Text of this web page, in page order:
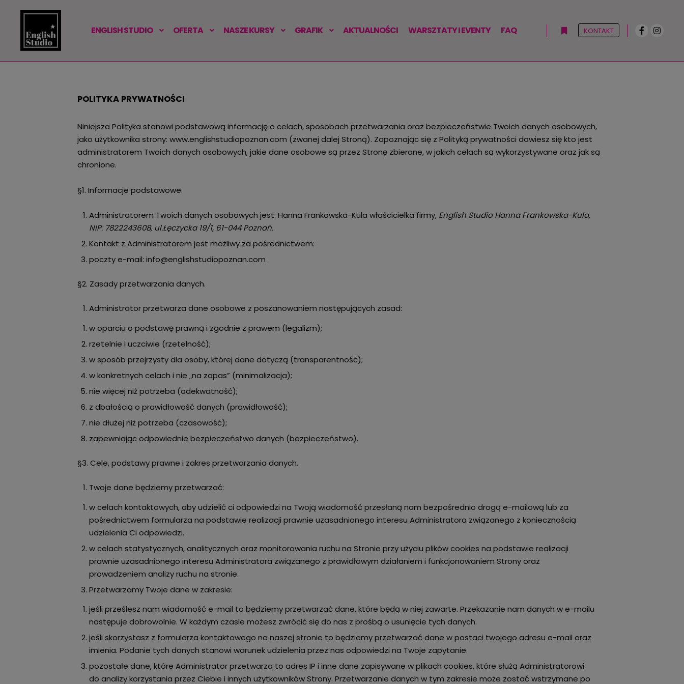
ENGLISH STUDIO OFERTA NASZE KURSY GRAFIK AKTUALNOŚCI WARSZTATY I EVENTY FAQ KONTAKT
POLITYKA PRYWATNOŚCI
Niniejsza Polityka stanowi podstawową informację o celach, sposobach przetwarzania oraz bezpieczeństwie Twoich danych osobowych,
jako użytkownika strony: www.englishstudiopoznan.com (zwanej dalej Stroną). Zapoznając się z Polityką prywatności dowiesz się kto jest
administratorem Twoich danych osobowych, jakie dane osobowe są przez Stronę zbierane, w jakich celach są wykorzystywane oraz jak są
chronione.
§1. Informacje podstawowe.
Administratorem Twoich danych osobowych jest: Hanna Frankowska-Kula właścicielka firmy, English Studio Hanna Frankowska-Kula,
NIP: 7822243608, ul.Łęczycka 19/1, 61-044 Poznań.
Kontakt z Administratorem jest możliwy za pośrednictwem:
poczty e-mail: info@englishstudiopoznan.com
§2. Zasady przetwarzania danych.
Administrator przetwarza dane osobowe z poszanowaniem następujących zasad:
w oparciu o podstawę prawną i zgodnie z prawem (legalizm);
rzetelnie i uczciwie (rzetelność);
w sposób przejrzysty dla osoby, której dane dotyczą (transparentność);
w konkretnych celach i nie „na zapas” (minimalizacja);
nie więcej niż potrzeba (adekwatność);
z dbałością o prawidłowość danych (prawidłowość);
nie dłużej niż potrzeba (czasowość);
zapewniając odpowiednie bezpieczeństwo danych (bezpieczeństwo).
§3. Cele, podstawy prawne i zakres przetwarzania danych.
Twoje dane będziemy przetwarzać:
w celach kontaktowych, aby udzielić ci odpowiedzi na Twoją wiadomość przesłaną nam bezpośrednio drogą e-mailową lub za
pośrednictwem formularza na podstawie realizacji prawnie uzasadnionego interesu Administratora związanego z koniecznością
udzielenia Ci odpowiedzi.
w celach statystycznych, analitycznych oraz monitorowania ruchu na Stronie przy użyciu plików cookies na podstawie realizacji
prawnie uzasadnionego interesu Administratora związanego z prawidłowym działaniem i funkcjonowaniem Strony oraz
prowadzeniem analizy ruchu na stronie.
Przetwarzamy Twoje dane w zakresie:
jeśli prześlesz nam wiadomość e-mail to będziemy przetwarzać dane, które będą w niej zawarte. Przekazanie nam danych w e-mailu
następuje dobrowolnie. W każdym czasie możesz zwrócić się do nas z prośbą o usunięcie tych danych.
jeśli skorzystasz z formularza kontaktowego na naszej stronie to będziemy przetwarzać dane w postaci twojego adresu e-mail oraz
imienia. Podanie tych danych stanowi warunek udzielenia przez nas odpowiedzi na Twoje zapytanie.
pozostałe dane, które Administrator przetwarza to adres IP i inne dane zapisywane w plikach cookies, które służą Administratorowi
do analizy korzystania przez Ciebie i innych użytkowników Strony. Przetwarzanie danych w tym zakresie może zostać wstrzymane po